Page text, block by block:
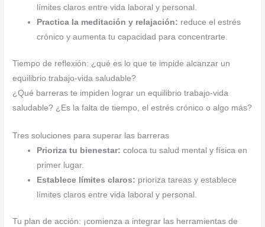
límites claros entre vida laboral y personal.
Practica la meditación y relajación: reduce el estrés
crónico y aumenta tu capacidad para concentrarte.
Tiempo de reflexión: ¿qué es lo que te impide alcanzar un
equilibrio trabajo-vida saludable?
¿Qué barreras te impiden lograr un equilibrio trabajo-vida
saludable? ¿Es la falta de tiempo, el estrés crónico o algo más?
Tres soluciones para superar las barreras
Prioriza tu bienestar: coloca tu salud mental y física en
primer lugar.
Establece límites claros: prioriza tareas y establece
límites claros entre vida laboral y personal.
Tu plan de acción: ¡comienza a integrar las herramientas de